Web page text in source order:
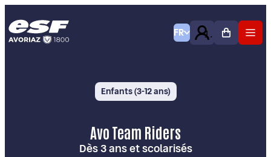
FR
Enfants (3-12 ans)
Avo Team Riders
Dès 3 ans et scolarisés